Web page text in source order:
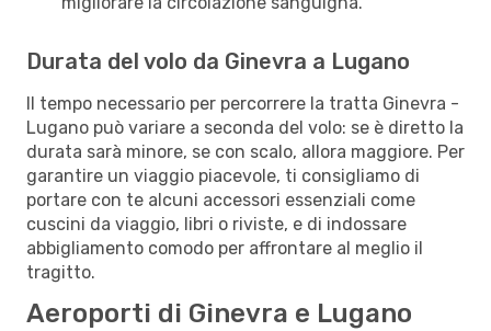
Durata del volo da Ginevra a Lugano
Il tempo necessario per percorrere la tratta Ginevra -
Lugano può variare a seconda del volo: se è diretto la
durata sarà minore, se con scalo, allora maggiore. Per
garantire un viaggio piacevole, ti consigliamo di
portare con te alcuni accessori essenziali come
cuscini da viaggio, libri o riviste, e di indossare
abbigliamento comodo per affrontare al meglio il
tragitto.
Aeroporti di Ginevra e Lugano